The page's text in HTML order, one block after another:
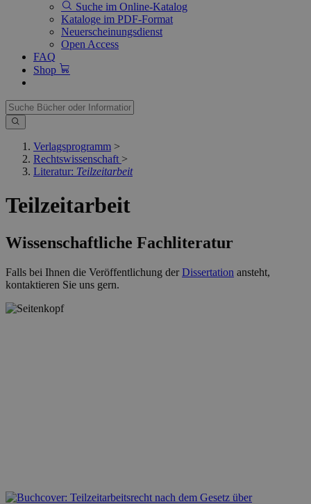
Suche im Online-Katalog
Kataloge im PDF-Format
Neuerscheinungsdienst
Open Access
FAQ
Shop
Verlagsprogramm >
Rechtswissenschaft >
Literatur: Teilzeitarbeit
Teilzeitarbeit
Wissenschaftliche Fachliteratur
Falls bei Ihnen die Veröffentlichung derDissertation ansteht,
kontaktieren Sie uns gern.